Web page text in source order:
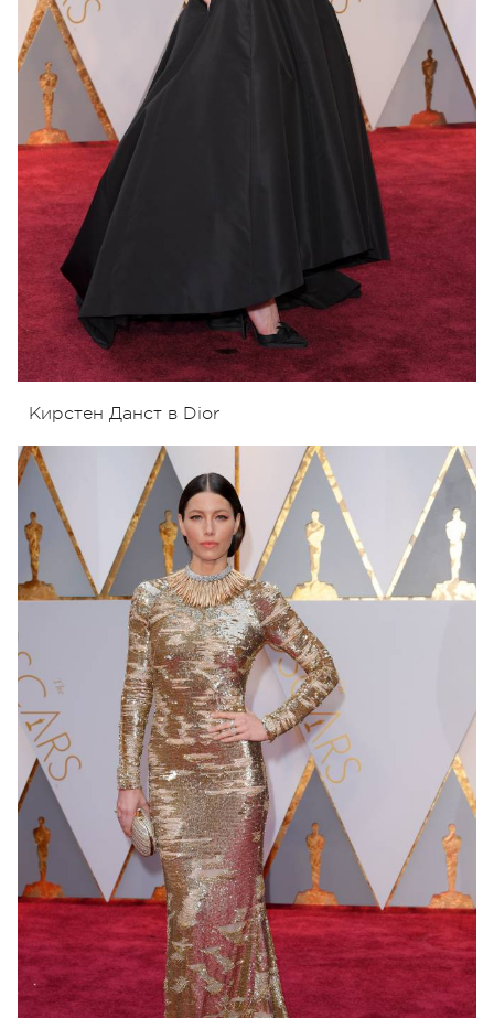
Кирстен Данст в Dior